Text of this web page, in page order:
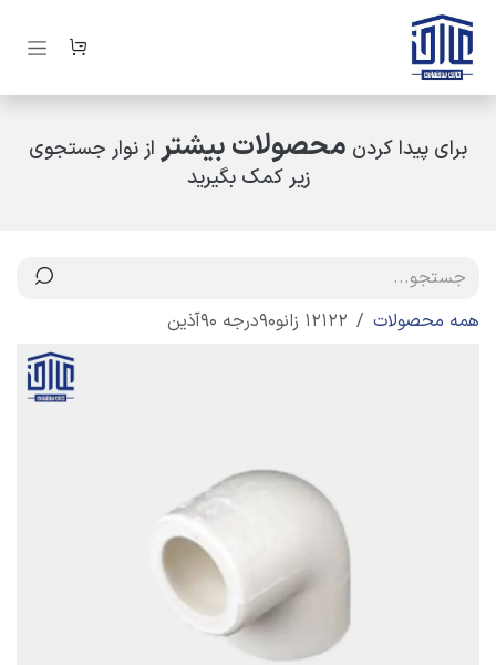
صرف نظر و مشاهده محتوا
برای پیدا کردن محصولات بیشتر از نوار جستجوی
زیر کمک بگیرید
همه محصولات 12122 زانو90درجه 90آذین